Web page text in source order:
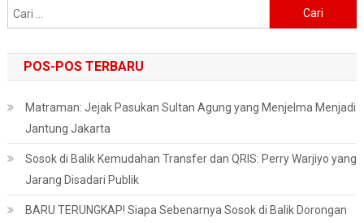
untuk:
POS-POS TERBARU
Matraman: Jejak Pasukan Sultan Agung yang Menjelma Menjadi
Jantung Jakarta
Sosok di Balik Kemudahan Transfer dan QRIS: Perry Warjiyo yang
Jarang Disadari Publik
BARU TERUNGKAP! Siapa Sebenarnya Sosok di Balik Dorongan